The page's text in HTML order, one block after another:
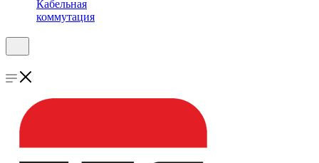
Кабельная
коммутация